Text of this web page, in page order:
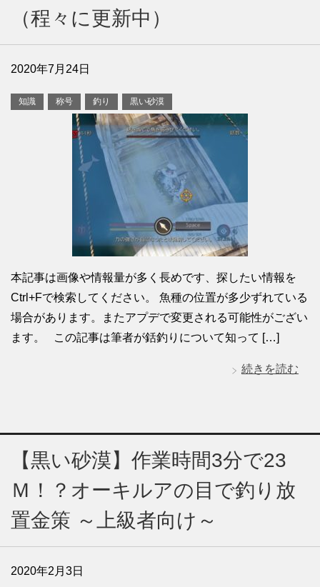
（程々に更新中）
2020年7月24日
知識 称号 釣り 黒い砂漠
本記事は画像や情報量が多く長めです、探したい情報を
Ctrl+Fで検索してください。 魚種の位置が多少ずれている
場合があります。またアプデで変更される可能性がござい
ます。 この記事は筆者が銛釣りについて知って […]
続きを読む
【黒い砂漠】作業時間3分で23
Ｍ！？オーキルアの目で釣り放
置金策 ～上級者向け～
2020年2月3日